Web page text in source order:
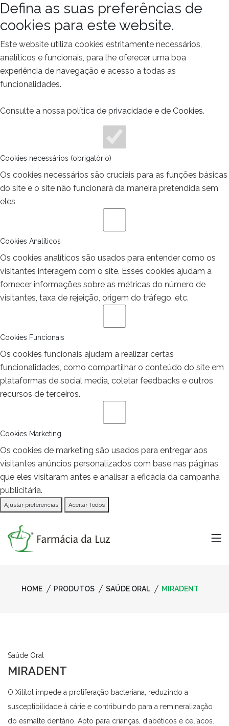
Defina as suas preferências de
cookies para este website.
Este website utiliza cookies estritamente necessários,
analíticos e funcionais, para lhe oferecer uma boa
experiência de navegação e acesso a todas as
funcionalidades.
Consulte a nossa política de privacidade e de Cookies.
Cookies necessários (obrigatório)
Os cookies necessários são cruciais para as funções básicas
do site e o site não funcionará da maneira pretendida sem
eles
Cookies Analíticos
Os cookies analíticos são usados para entender como os
visitantes interagem com o site. Esses cookies ajudam a
fornecer informações sobre as métricas do número de
visitantes, taxa de rejeição, origem do tráfego, etc.
Cookies Funcionais
Os cookies funcionais ajudam a realizar certas
funcionalidades, como compartilhar o conteúdo do site em
plataformas de social media, coletar feedbacks e outros
recursos de terceiros.
Cookies Marketing
Os cookies de marketing são usados para entregar aos
visitantes anúncios personalizados com base nas páginas
que eles visitaram antes e analisar a eficácia da campanha
publicitária.
Ajustar preferências Aceitar Todos
HOME PRODUTOS SAÚDE ORAL MIRADENT
Saúde Oral
MIRADENT
O Xilitol impede a proliferação bacteriana, reduzindo a
susceptibilidade à cárie e contribuindo para a remineralização
do esmalte dentário. Apto para crianças, diabéticos e celíacos.